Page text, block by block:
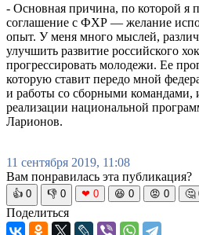
- Основная причина, по которой я
соглашение с ФХР — желание
опыт. У меня много мыслей,
улучшить развитие российского
прогрессировать молодежи. Ее
которую ставит передо мной
и работы со сборными командами,
реализации национальной
Ларионов.
11 сентября 2019, 11:08
Вам понравилась эта публикация?
👍 0 👎 0 ❤ 0 😆 0 😡 0 🤔
Поделиться